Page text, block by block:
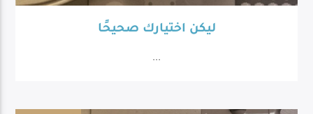
ليكن اختيارك صحيحًا
...